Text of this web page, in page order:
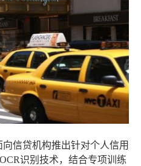
信贷机构推出针对个人信用
识别技术，结合专项训练